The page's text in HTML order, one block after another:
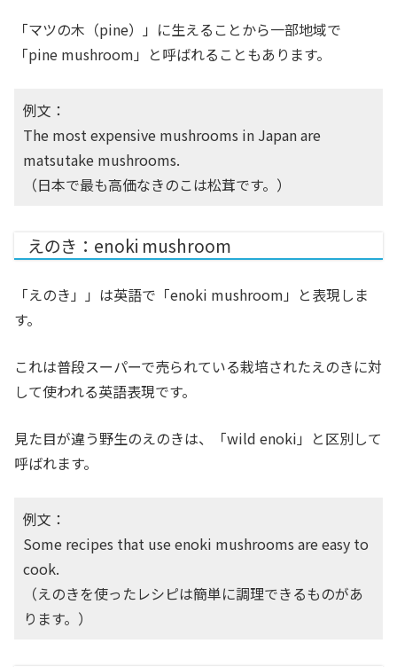
「マツの木（pine）」に生えることから一部地域で
「pine mushroom」と呼ばれることもあります。
例文：
The most expensive mushrooms in Japan are
matsutake mushrooms.
（日本で最も高価なきのこは松茸です。）
えのき：enoki mushroom
「えのき」」は英語で「enoki mushroom」と表現しま
す。
これは普段スーパーで売られている栽培されたえのきに対
して使われる英語表現です。
見た目が違う野生のえのきは、「wild enoki」と区別して
呼ばれます。
例文：
Some recipes that use enoki mushrooms are easy to
cook.
（えのきを使ったレシピは簡単に調理できるものがあ
ります。）